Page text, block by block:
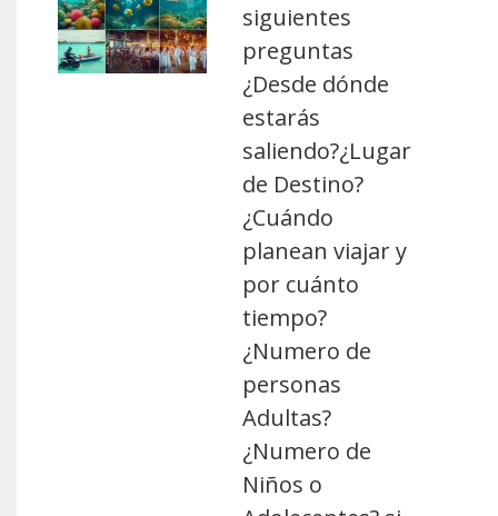
siguientes
preguntas
¿Desde dónde
estarás
saliendo?¿Lugar
de Destino?
¿Cuándo
planean viajar y
por cuánto
tiempo?
¿Numero de
personas
Adultas?
¿Numero de
Niños o